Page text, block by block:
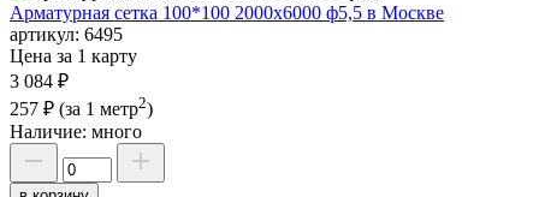
Арматурная сетка 100*100 2000х6000 ф5,5 в Москве
артикул: 6495
Цена за 1 карту
3 084 ₽
257 ₽ (за 1 метр2)
Наличие: много